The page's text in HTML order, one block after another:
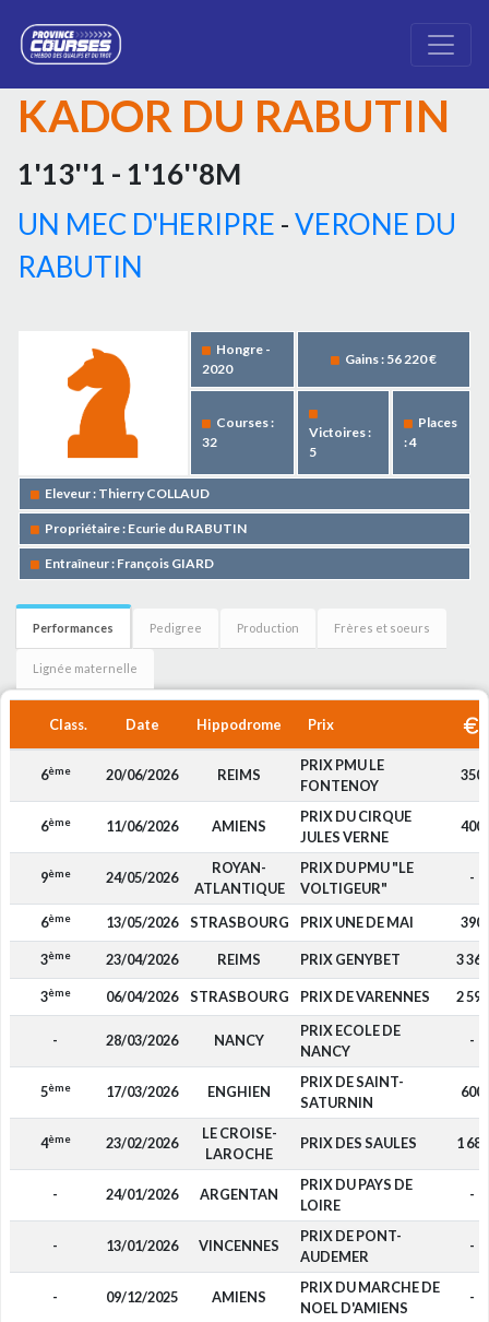
KADOR DU RABUTIN
1'13''1 - 1'16''8M
UN MEC D'HERIPRE -VERONE DU
RABUTIN
Hongre -
2020
Gains : 56 220 €
Courses :
32
Victoires :
5
Places
: 4
Eleveur : Thierry COLLAUD
Propriétaire : Ecurie du RABUTIN
Entraîneur : François GIARD
Performances Pedigree Production Frères et soeurs
Lignée maternelle
Class. Date Hippodrome Prix
6ème 20/06/2026 REIMS
PRIX PMU LE
FONTENOY
350
6ème 11/06/2026 AMIENS
PRIX DU CIRQUE
JULES VERNE
400
9ème 24/05/2026
ROYAN-
ATLANTIQUE
PRIX DU PMU "LE
VOLTIGEUR"
-
6ème 13/05/2026 STRASBOURG PRIX UNE DE MAI 390
3ème 23/04/2026 REIMS PRIX GENYBET 3 360
3ème 06/04/2026 STRASBOURG PRIX DE VARENNES 2 590
- 28/03/2026 NANCY
PRIX ECOLE DE
NANCY
-
5ème 17/03/2026 ENGHIEN
PRIX DE SAINT-
SATURNIN
600
4ème 23/02/2026
LE CROISE-
LAROCHE
PRIX DES SAULES 1 680
- 24/01/2026 ARGENTAN
PRIX DU PAYS DE
LOIRE
-
- 13/01/2026 VINCENNES
PRIX DE PONT-
AUDEMER
-
- 09/12/2025 AMIENS
PRIX DU MARCHE DE
NOEL D'AMIENS
-